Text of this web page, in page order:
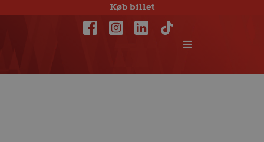
Køb billet